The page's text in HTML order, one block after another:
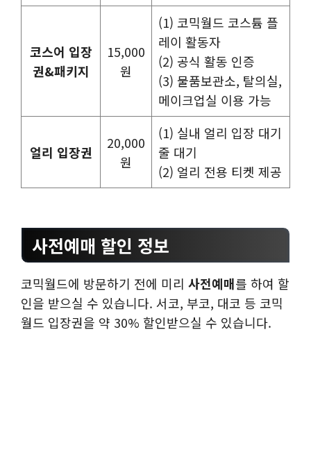
코스어 입장
권&패키지
15,000
원
(1) 코믹월드 코스튬 플
레이 활동자
(2) 공식 활동 인증
(3) 물품보관소, 탈의실,
메이크업실 이용 가능
얼리 입장권
20,000
원
(1) 실내 얼리 입장 대기
줄 대기
(2) 얼리 전용 티켓 제공
사전예매 할인 정보
코믹월드에 방문하기 전에 미리 사전예매를 하여 할
인을 받으실 수 있습니다. 서코, 부코, 대코 등 코믹
월드 입장권을 약 30% 할인받으실 수 있습니다.